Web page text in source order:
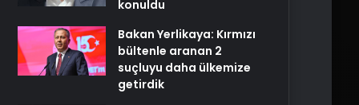
konuldu
Bakan Yerlikaya: Kırmızı
bültenle aranan 2
suçluyu daha ülkemize
getirdik